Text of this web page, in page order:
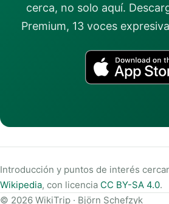
cerca, no solo aquí.
Premium, 13 voces
Introducción y puntos de interés
Wikipedia, con licencia CC BY-SA 4.0.
© 2026 WikiTrip · Björn Schefzyk